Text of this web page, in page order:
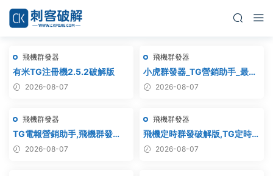
飛機群發器
有米TG注冊機2.5.2破解版
2026-08-07
飛機群發器
小虎群發器_TG營銷助手_最新
版_破解版_永久版
2026-08-07
飛機群發器
TG電報營銷助手,飛機群發
器,TG群發器,群發器破解版,群
2026-08-07
飛機群發器
飛機定時群發破解版,TG定時群
發,電報定時群發,telegram定
2026-08-07